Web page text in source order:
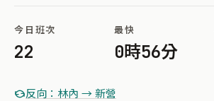
今日班次
22
最快
0時56分
反向：林內 → 新營